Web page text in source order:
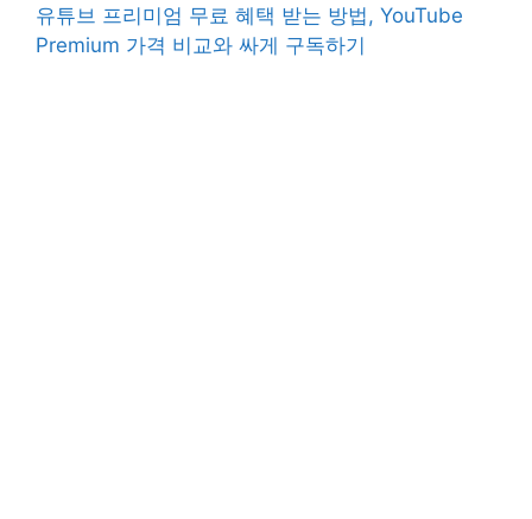
유튜브 프리미엄 무료 혜택 받는 방법, YouTube
Premium 가격 비교와 싸게 구독하기